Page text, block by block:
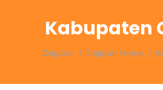
Kabupaten
Dejabar Dejabar Home